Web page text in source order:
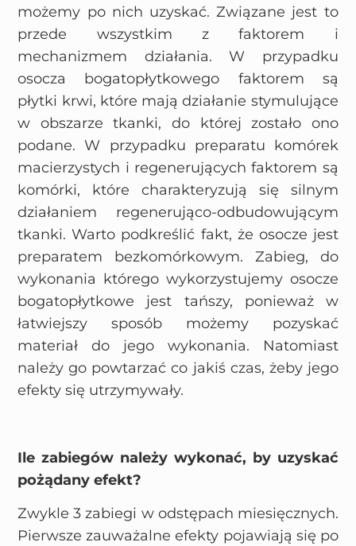
możemy po nich uzyskać. Związane jest to
przede wszystkim z faktorem i
mechanizmem działania. W przypadku
osocza bogatopłytkowego faktorem są
płytki krwi, które mają działanie stymulujące
w obszarze tkanki, do której zostało ono
podane. W przypadku preparatu komórek
macierzystych i regenerujących faktorem są
komórki, które charakteryzują się silnym
działaniem regenerująco-odbudowującym
tkanki. Warto podkreślić fakt, że osocze jest
preparatem bezkomórkowym. Zabieg, do
wykonania którego wykorzystujemy osocze
bogatopłytkowe jest tańszy, ponieważ w
łatwiejszy sposób możemy pozyskać
materiał do jego wykonania. Natomiast
należy go powtarzać co jakiś czas, żeby jego
efekty się utrzymywały.
Ile zabiegów należy wykonać, by uzyskać
pożądany efekt?
Zwykle 3 zabiegi w odstępach miesięcznych.
Pierwsze zauważalne efekty pojawiają się po